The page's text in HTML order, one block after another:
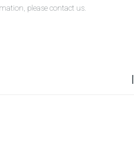
please contact us